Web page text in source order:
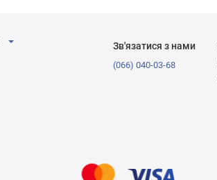
Зв'язатися з нами
(066) 040-03-68